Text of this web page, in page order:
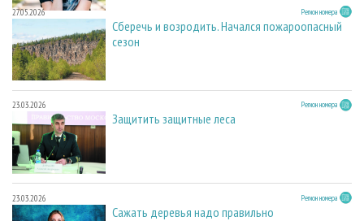
27.05.2026 Регион номера
Сберечь и возродить. Начался пожароопасный
сезон
23.03.2026 Регион номера
Защитить защитные леса
23.03.2026 Регион номера
Сажать деревья надо правильно